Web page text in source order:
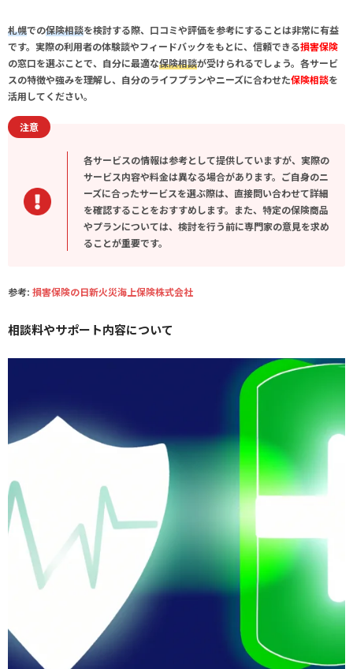
札幌での保険相談を検討する際、口コミや評価を参考にすることは非常に有益
です。実際の利用者の体験談やフィードバックをもとに、信頼できる損害保険
の窓口を選ぶことで、自分に最適な保険相談が受けられるでしょう。各サービ
スの特徴や強みを理解し、自分のライフプランやニーズに合わせた保険相談を
活用してください。
注意
各サービスの情報は参考として提供していますが、実際の
サービス内容や料金は異なる場合があります。ご自身のニ
ーズに合ったサービスを選ぶ際は、直接問い合わせて詳細
を確認することをおすすめします。また、特定の保険商品
やプランについては、検討を行う前に専門家の意見を求め
ることが重要です。
参考: 損害保険の日新火災海上保険株式会社
相談料やサポート内容について